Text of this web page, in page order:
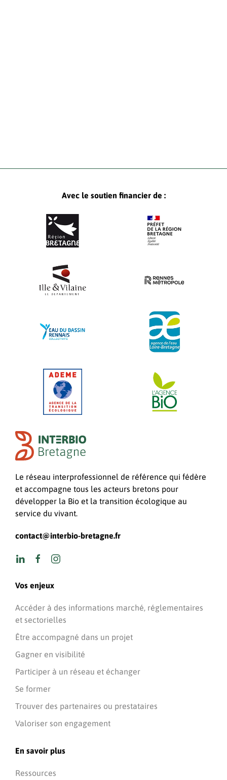
Avec le soutien financier de :
Le réseau interprofessionnel de référence qui fédère
et accompagne tous les acteurs bretons pour
développer la Bio et la transition écologique au
service du vivant.
contact@interbio-bretagne.fr
Vos enjeux
Accéder à des informations marché, réglementaires
et sectorielles
Être accompagné dans un projet
Gagner en visibilité
Participer à un réseau et échanger
Se former
Trouver des partenaires ou prestataires
Valoriser son engagement
En savoir plus
Ressources